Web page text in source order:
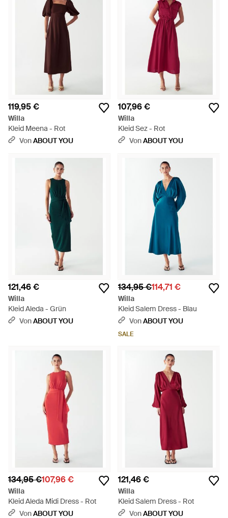
119,95 €
Willa
Kleid Meena - Rot
VonABOUT YOU
107,96 €
Willa
Kleid Sez - Rot
VonABOUT YOU
121,46 €
Willa
Kleid Aleda - Grün
VonABOUT YOU
134,95 €114,71 €
Willa
Kleid Salem Dress - Blau
VonABOUT YOU
SALE
134,95 €107,96 €
Willa
Kleid Aleda Midi Dress - Rot
VonABOUT YOU
121,46 €
Willa
Kleid Salem Dress - Rot
VonABOUT YOU